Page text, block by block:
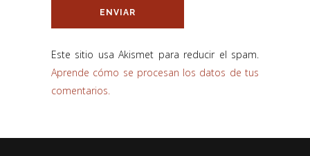
Este sitio usa Akismet para reducir el spam.
Aprende cómo se procesan los datos de tus
comentarios.